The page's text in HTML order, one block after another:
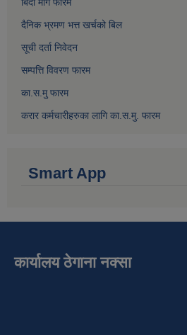
दैनिक भ्रमण भत्त खर्चको बिल
सूची दर्ता निवेदन
सम्पत्ति विवरण फारम
का.स.मु फारम
करार कर्मचारीहरुका लागि का.स.मु. फारम
Smart App
कार्यालय ठेगाना नक्सा